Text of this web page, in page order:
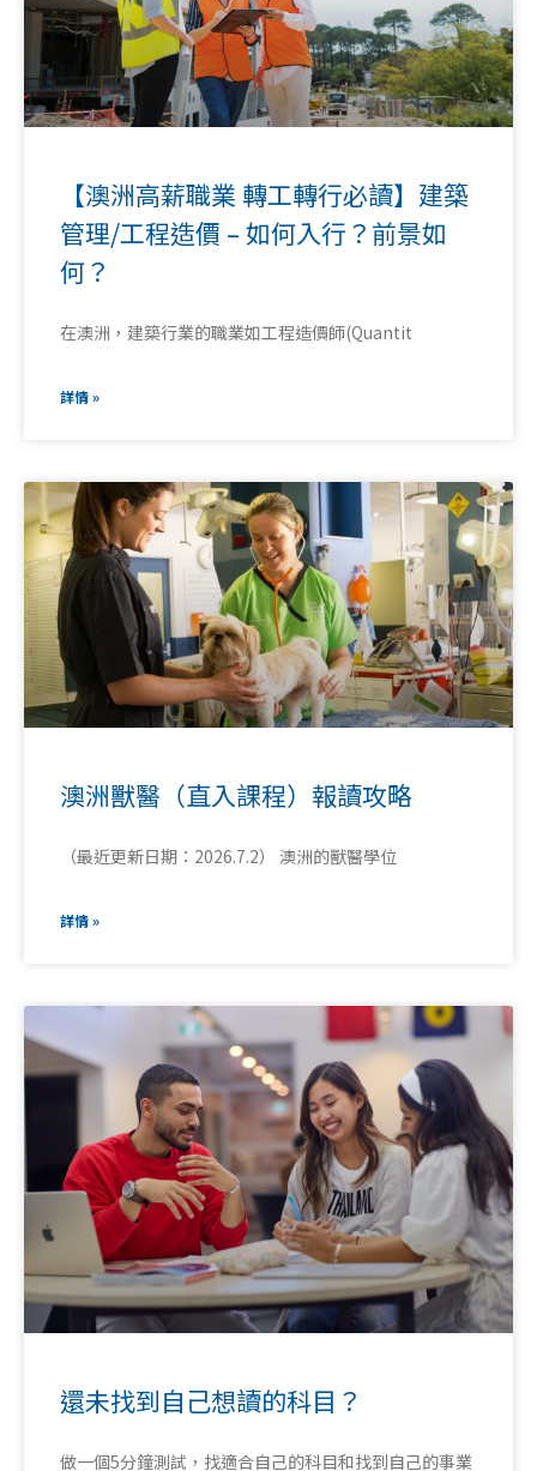
【澳洲高薪職業 轉工轉行必讀】建築
管理/工程造價 – 如何入行？前景如
何？
在澳洲，建築行業的職業如工程造價師(Quantit
詳情 »
澳洲獸醫（直入課程）報讀攻略
（最近更新日期：2026.7.2） 澳洲的獸醫學位
詳情 »
還未找到自己想讀的科目？
做一個5分鐘測試，找適合自己的科目和找到自己的事業